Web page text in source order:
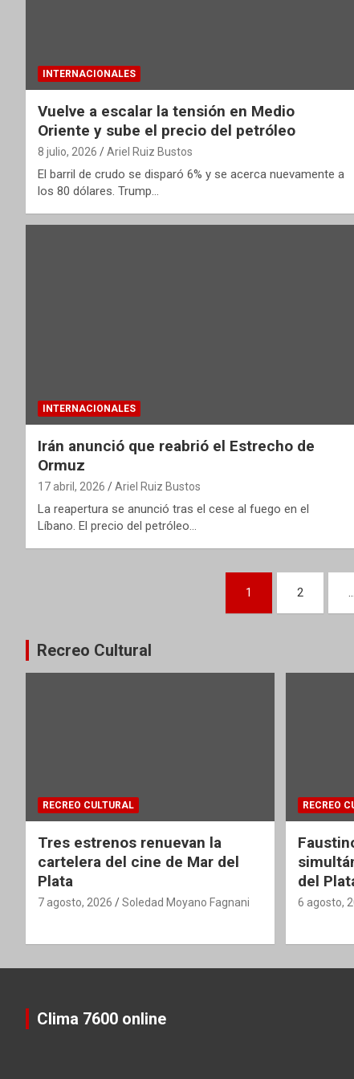
INTERNACIONALES
Vuelve a escalar la tensión en Medio
Oriente y sube el precio del petróleo
8 julio, 2026 Ariel Ruiz Bustos
El barril de crudo se disparó 6% y se acerca nuevamente a
los 80 dólares. Trump…
INTERNACIONALES
Irán anunció que reabrió el Estrecho de
Ormuz
17 abril, 2026 Ariel Ruiz Bustos
La reapertura se anunció tras el cese al fuego en el
Líbano. El precio del petróleo…
entradas
1 2
Recreo Cultural
RECREO CULTURAL
Tres estrenos renuevan la
cartelera del cine de Mar del
Plata
7 agosto, 2026 Soledad Moyano Fagnani
RECREO
del
6 agosto,
Clima 7600 online